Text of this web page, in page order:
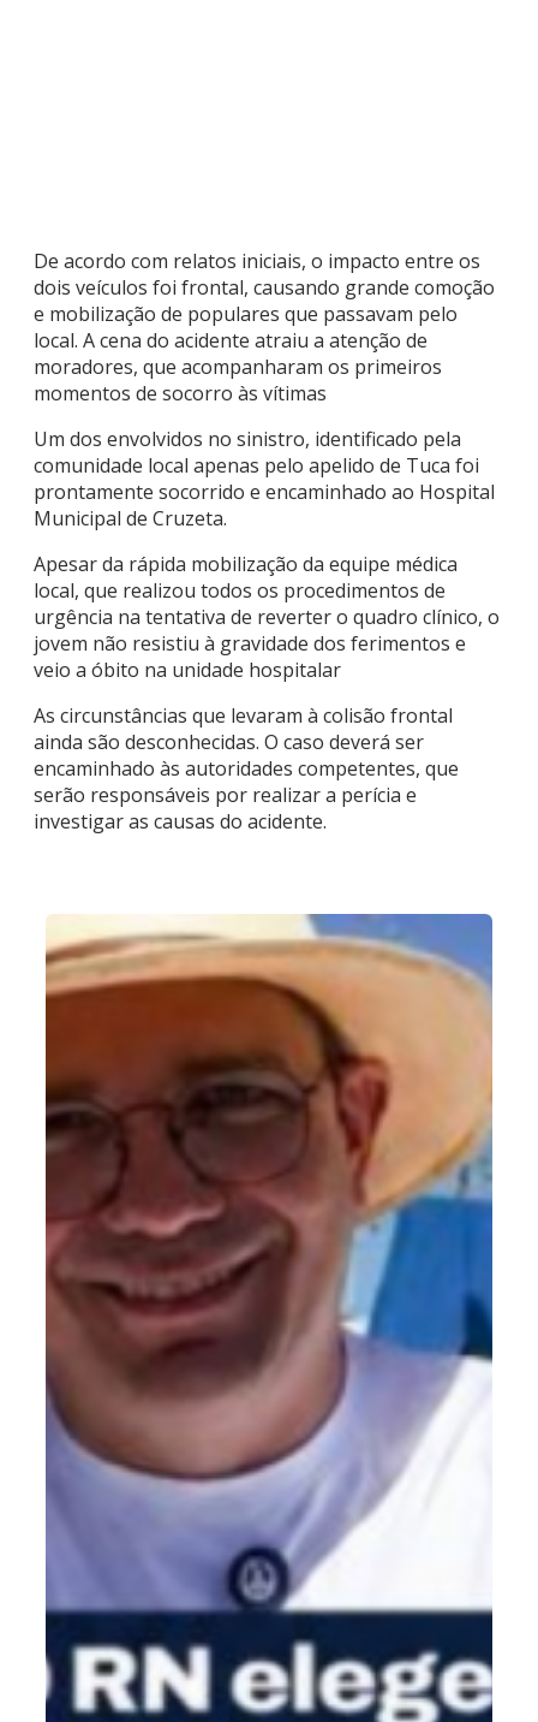
De acordo com relatos iniciais, o impacto entre os
dois veículos foi frontal, causando grande comoção
e mobilização de populares que passavam pelo
local. A cena do acidente atraiu a atenção de
moradores, que acompanharam os primeiros
momentos de socorro às vítimas
Um dos envolvidos no sinistro, identificado pela
comunidade local apenas pelo apelido de Tuca foi
prontamente socorrido e encaminhado ao Hospital
Municipal de Cruzeta.
Apesar da rápida mobilização da equipe médica
local, que realizou todos os procedimentos de
urgência na tentativa de reverter o quadro clínico, o
jovem não resistiu à gravidade dos ferimentos e
veio a óbito na unidade hospitalar
As circunstâncias que levaram à colisão frontal
ainda são desconhecidas. O caso deverá ser
encaminhado às autoridades competentes, que
serão responsáveis por realizar a perícia e
investigar as causas do acidente.